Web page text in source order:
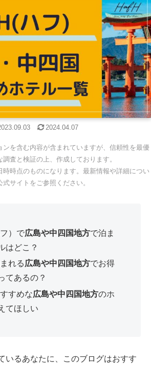
2024.04.07
を含む内容が含まれていますが、信頼性を最優
調査と検証の上、作成しております。
時点のものになります。最新情報や詳細につい
式サイトをご参照ください。
）で広島や中四国地方で泊ま
はどこ？
れる広島や中四国地方でお得
てあるの？
すめな広島や中四国地方のホ
てほしい
いるあなたに、このブログはおすす